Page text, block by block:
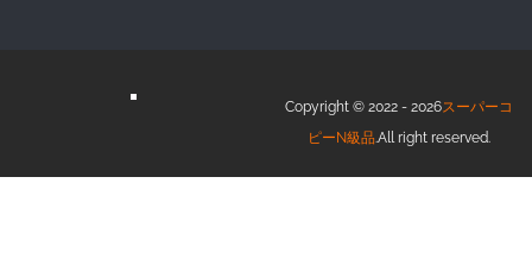
Copyright © 2022 - 2026スーパーコ
ピーN級品 .All right reserved.